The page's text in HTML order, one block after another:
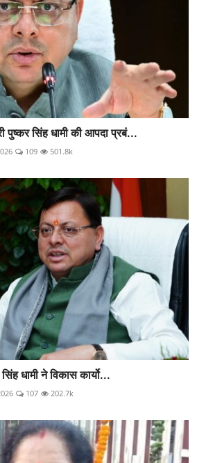
सिंह धामी की आपदा प्रबं...
109 501.8k
धामी ने विकास कार्यो...
107 202.7k